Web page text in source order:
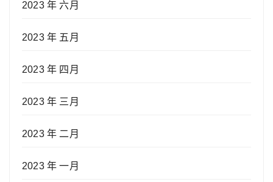
2023 年 六月
2023 年 五月
2023 年 四月
2023 年 三月
2023 年 二月
2023 年 一月